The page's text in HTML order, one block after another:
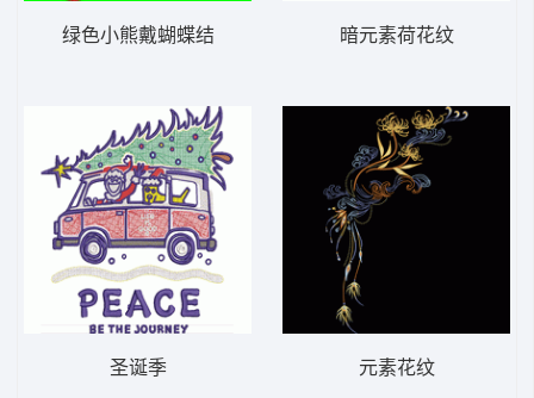
绿色小熊戴蝴蝶结
圣诞季
暗元素荷花纹
元素花纹